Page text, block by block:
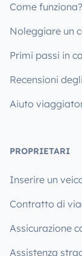
Come funziona?
Noleggiare un
Primi passi in
Recensioni
Aiuto
PROPRIETARI
Inserire un
Contratto di
Assicurazione
Assistenza